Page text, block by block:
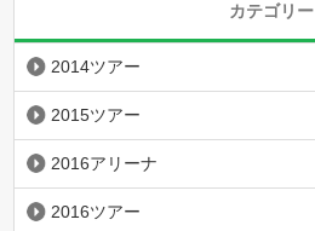
カテゴリー
2014ツアー
2015ツアー
2016アリーナ
2016ツアー